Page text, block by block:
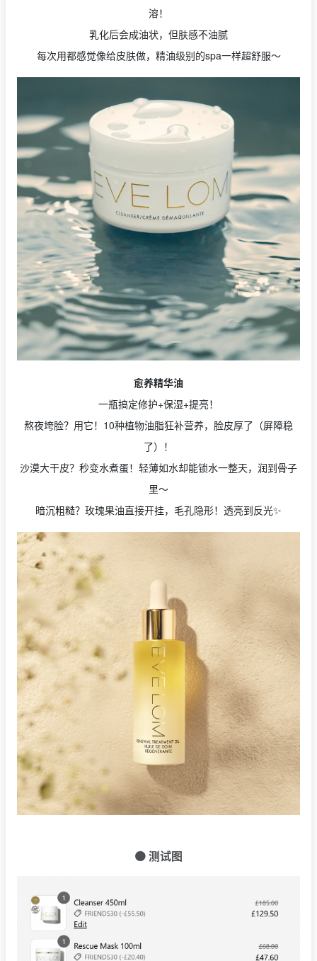
溶！
乳化后会成油状，但肤感不油腻
每次用都感觉像给皮肤做，精油级别的spa一样超舒服～
愈养精华油
一瓶搞定修护+保湿+提亮！
熬夜垮脸？用它！10种植物油脂狂补营养，脸皮厚了（屏障稳
了）！
沙漠大干皮？秒变水煮蛋！轻薄如水却能锁水一整天，润到骨子
里～
暗沉粗糙？玫瑰果油直接开挂，毛孔隐形！透亮到反光✨
🟠 测试图